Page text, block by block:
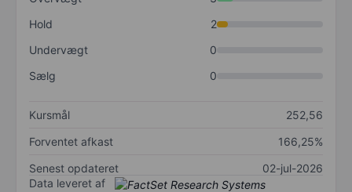
Hold
2
Undervægt
0
Sælg
0
Kursmål
252,56
Forventet afkast
166,25%
Senest opdateret
02-jul-2026
Data leveret af